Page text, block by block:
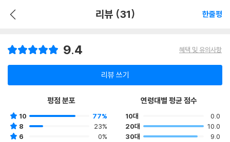
리뷰 (31) 한줄평
9.4 혜택 및 유의사항
리뷰 쓰기
평점 분포
10
77%
8
23%
6
0%
연령대별 평균 점수
10대
0.0
20대
10.0
30대
9.0